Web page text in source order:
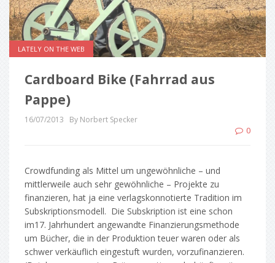
LATELY ON THE WEB
Cardboard Bike (Fahrrad aus
Pappe)
16/07/2013 By Norbert Specker
0
Crowdfunding als Mittel um ungewöhnliche – und
mittlerweile auch sehr gewöhnliche – Projekte zu
finanzieren, hat ja eine verlagskonnotierte Tradition im
Subskriptionsmodell. Die Subskription ist eine schon
im17. Jahrhundert angewandte Finanzierungsmethode
um Bücher, die in der Produktion teuer waren oder als
schwer verkäuflich eingestuft wurden, vorzufinanzieren.